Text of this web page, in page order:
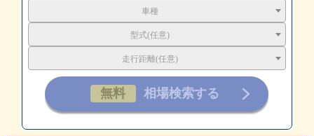
車種
型式(任意)
走行距離(任意)